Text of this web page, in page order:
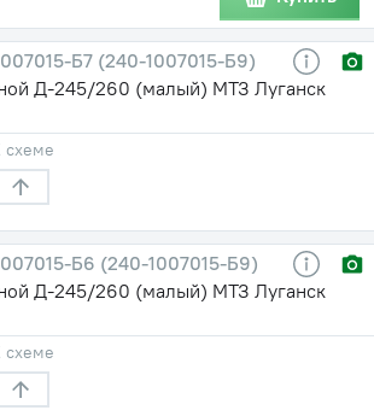
Б7 (240-1007015-Б9)
Д-245/260 (малый) МТЗ Луганск
схеме
Б6 (240-1007015-Б9)
Д-245/260 (малый) МТЗ Луганск
схеме